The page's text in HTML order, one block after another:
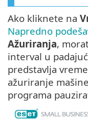
Ako kliknete na
Napredno
Ažuriranja,
interval u
predstavlja
ažuriranje
programa